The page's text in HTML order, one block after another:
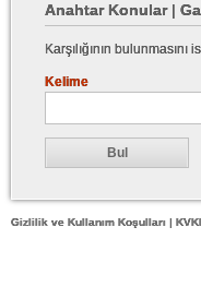
Anahtar Konular|
Karşılığının
Kelime
Gizlilik ve Kullanım Koşulları |